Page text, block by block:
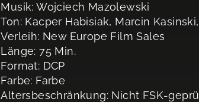
Musik: Wojciech Mazolewski
Ton: Kacper Habisiak, Marcin
Verleih: New Europe Film Sales
Länge: 75 Min.
Format: DCP
Farbe: Farbe
Altersbeschränkung: Nicht FSK-